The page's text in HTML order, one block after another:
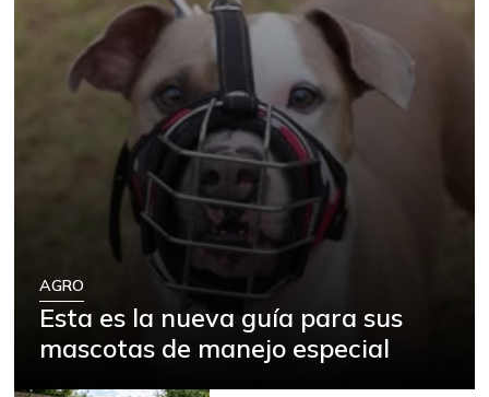
AGRO
Esta es la nueva guía para sus
mascotas de manejo especial